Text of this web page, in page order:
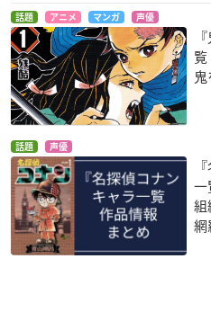
話題 アニメ マンガ 声優
話題 声優
一
組
網